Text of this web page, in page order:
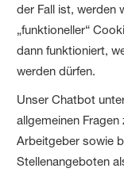
der Fall ist, werden
„funktioneller“
dann funktioniert,
werden dürfen.
Unser Chatbot
allgemeinen
Arbeitgeber sowie
Stellenangeboten